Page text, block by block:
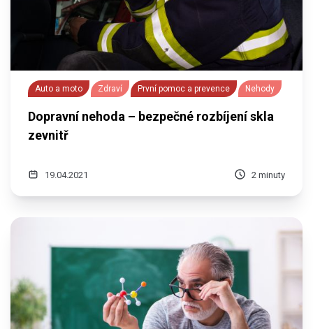
Auto a moto Zdraví První pomoc a prevence Nehody
Dopravní nehoda – bezpečné rozbíjení skla
zevnitř
19.04.2021 2 minuty